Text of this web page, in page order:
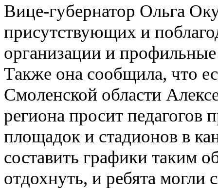
Вице-губернатор Ольга
присутствующих и
организации и
Также она сообщила, что
Смоленской области
региона просит педагогов
площадок и стадионов в
составить графики таким
отдохнуть, и ребята